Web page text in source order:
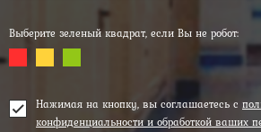
Выберите зеленый квадрат, если Вы не робот:
Нажимая на кнопку, вы соглашаетесь с
конфиденциальности и обработкой ваших